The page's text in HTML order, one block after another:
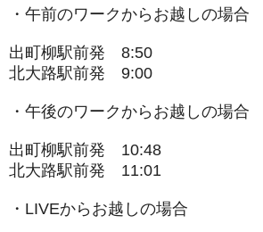
・午前のワークからお越しの場合
出町柳駅前発 8:50
北大路駅前発 9:00
・午後のワークからお越しの場合
出町柳駅前発 10:48
北大路駅前発 11:01
・LIVEからお越しの場合